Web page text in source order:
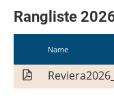
Rangliste
Name